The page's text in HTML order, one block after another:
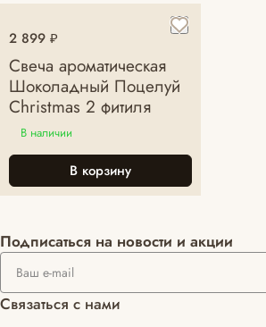
2 899 ₽
Свеча ароматическая
Шоколадный Поцелуй
Christmas 2 фитиля
В наличии
В корзину
Подписаться на новости и акции
Связаться с нами